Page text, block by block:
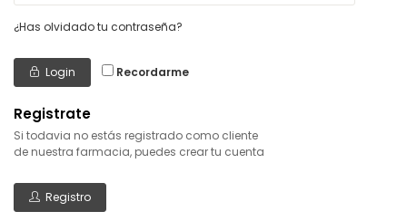
¿Has olvidado tu contraseña?
Login Recordarme
Registrate
Si todavia no estás registrado como cliente
de nuestra farmacia, puedes crear tu cuenta
Registro